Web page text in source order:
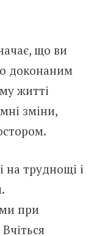
що ви
доконаним
житті
зміни,
труднощі і
при